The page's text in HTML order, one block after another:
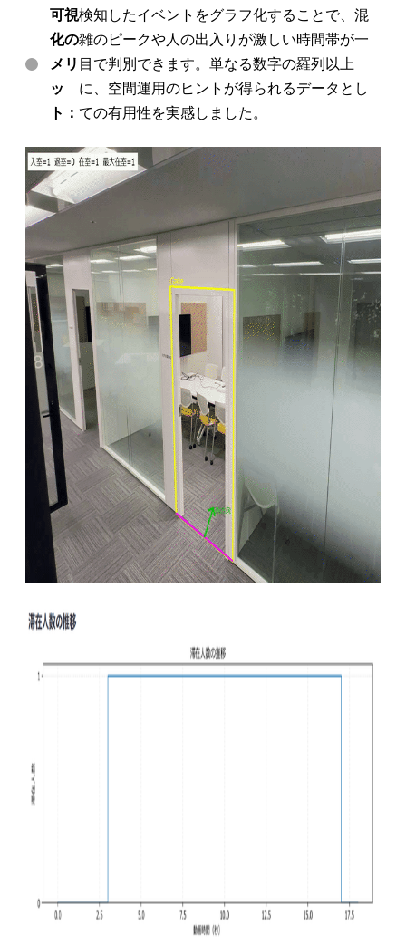
可視
化の
メリ
ッ
ト：
検知したイベントをグラフ化することで、混
雑のピークや人の出入りが激しい時間帯が一
目で判別できます。単なる数字の羅列以上
に、空間運用のヒントが得られるデータとし
ての有用性を実感しました。